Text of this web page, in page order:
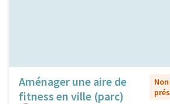
Aménager une aire de
fitness en ville (parc)